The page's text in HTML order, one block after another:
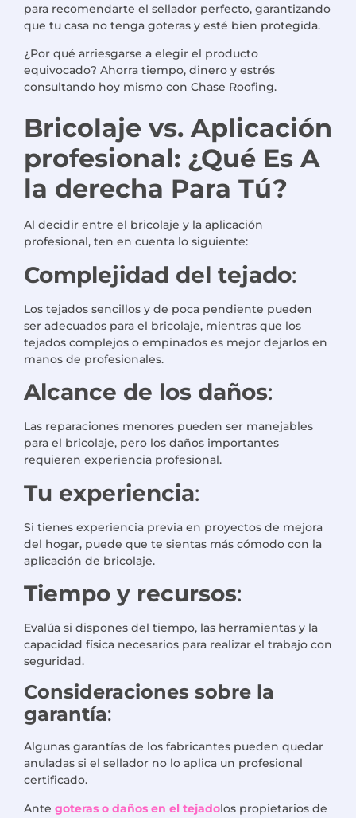
para recomendarte el sellador perfecto, garantizando
que tu casa no tenga goteras y esté bien protegida.
¿Por qué arriesgarse a elegir el producto
equivocado? Ahorra tiempo, dinero y estrés
consultando hoy mismo con Chase Roofing.
Bricolaje vs. Aplicación
profesional: ¿Qué Es A
la derecha Para Tú?
Al decidir entre el bricolaje y la aplicación
profesional, ten en cuenta lo siguiente:
Complejidad del tejado:
Los tejados sencillos y de poca pendiente pueden
ser adecuados para el bricolaje, mientras que los
tejados complejos o empinados es mejor dejarlos en
manos de profesionales.
Alcance de los daños:
Las reparaciones menores pueden ser manejables
para el bricolaje, pero los daños importantes
requieren experiencia profesional.
Tu experiencia:
Si tienes experiencia previa en proyectos de mejora
del hogar, puede que te sientas más cómodo con la
aplicación de bricolaje.
Tiempo y recursos:
Evalúa si dispones del tiempo, las herramientas y la
capacidad física necesarios para realizar el trabajo con
seguridad.
Consideraciones sobre la
garantía:
Algunas garantías de los fabricantes pueden quedar
anuladas si el sellador no lo aplica un profesional
certificado.
Ante goteras o daños en el tejadolos propietarios de